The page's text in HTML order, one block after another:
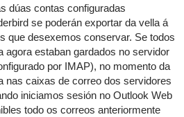
dúas contas configuradas
se poderán exportar da vella á
que desexemos conservar. Se todos
agora estaban gardados no servidor
por IMAP), no momento da
nas caixas de correo dos servidores
iniciamos sesión no Outlook Web
todo os correos anteriormente